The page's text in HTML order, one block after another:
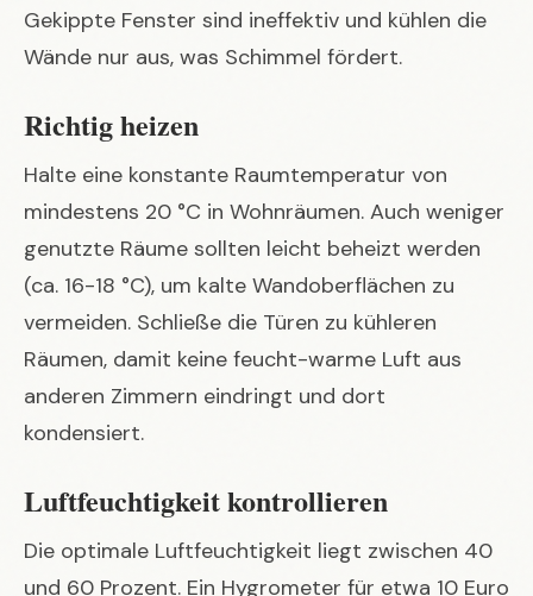
Gekippte Fenster sind ineffektiv und kühlen die
Wände nur aus, was Schimmel fördert.
Richtig heizen
Halte eine konstante Raumtemperatur von
mindestens 20 °C in Wohnräumen. Auch weniger
genutzte Räume sollten leicht beheizt werden
(ca. 16-18 °C), um kalte Wandoberflächen zu
vermeiden. Schließe die Türen zu kühleren
Räumen, damit keine feucht-warme Luft aus
anderen Zimmern eindringt und dort
kondensiert.
Luftfeuchtigkeit kontrollieren
Die optimale Luftfeuchtigkeit liegt zwischen 40
und 60 Prozent. Ein Hygrometer für etwa 10 Euro